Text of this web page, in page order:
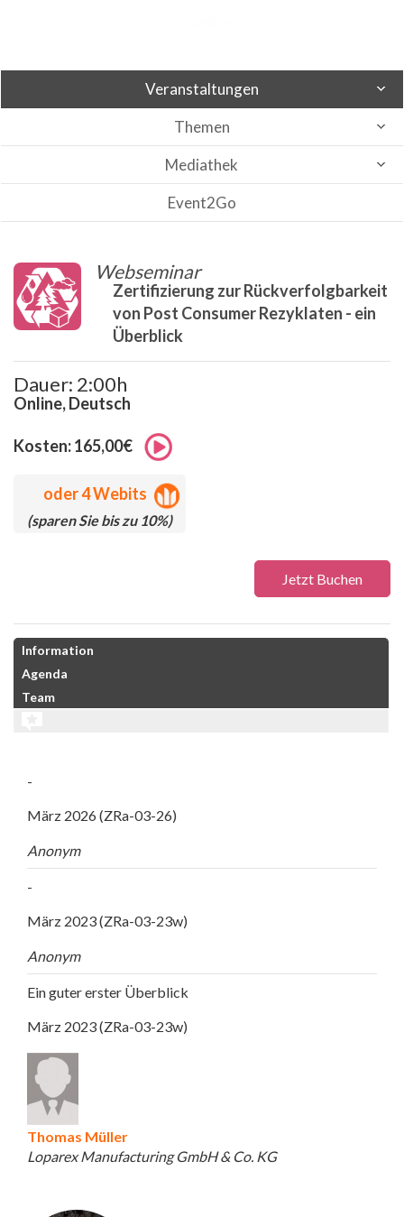
Veranstaltungen
Themen
Mediathek
Event2Go
Webseminar
Zertifizierung zur Rückverfolgbarkeit
von Post Consumer Rezyklaten - ein
Überblick
Dauer: 2:00h
Online, Deutsch
Kosten: 165,00€
oder4 Webits
(sparen Sie bis zu 10%)
Jetzt Buchen
Information
Agenda
Team
-
März 2026 (ZRa-03-26)
Anonym
-
März 2023 (ZRa-03-23w)
Anonym
Ein guter erster Überblick
März 2023 (ZRa-03-23w)
Thomas Müller
Loparex Manufacturing GmbH & Co. KG